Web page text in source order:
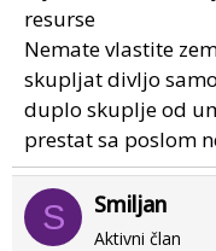
resurse
Nemate vlastite
skupljat divljo
duplo skuplje od
prestat sa poslom
S Smiljan
Aktivni član